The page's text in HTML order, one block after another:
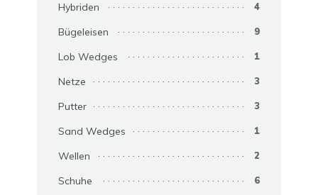
Hybriden 4
Bügeleisen 9
Lob Wedges 1
Netze 3
Putter 3
Sand Wedges 1
Wellen 2
Schuhe 6